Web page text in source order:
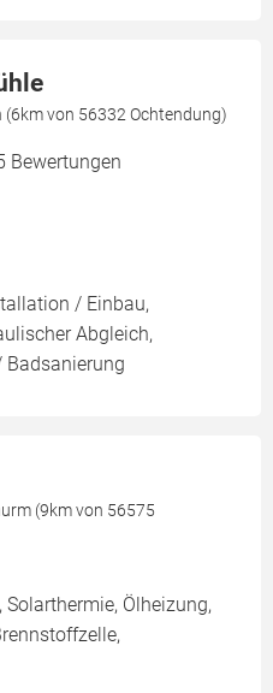
von 56332 Ochtendung)
Bewertungen
/ Einbau,
Abgleich,
Badsanierung
(9km von 56575
Ölheizung,